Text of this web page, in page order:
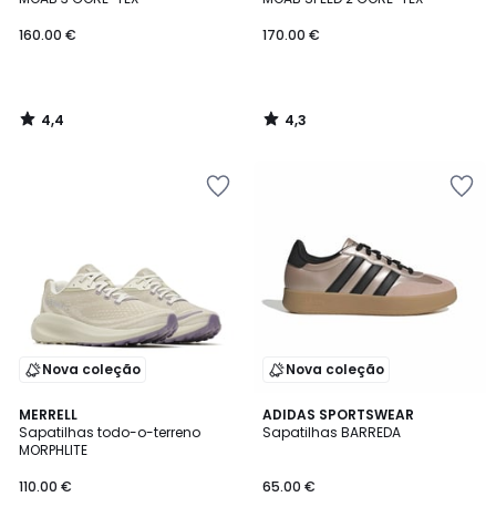
160.00 €
4,4
/
170.00 €
4,3
/
Nova coleção
MERRELL
Sapatilhas todo-o-terreno
MORPHLITE
110.00 €
4,6
/ 5
Nova coleção
ADIDAS SPORTSWEAR
Sapatilhas BARREDA
65.00 €
4,8
/ 5